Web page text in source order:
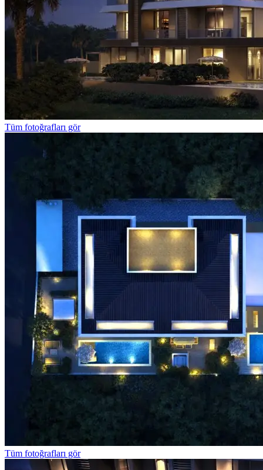
Tüm fotoğrafları gör
Tüm fotoğrafları gör